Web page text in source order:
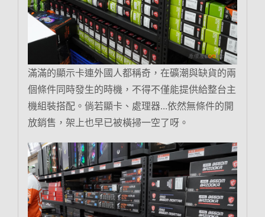
滿滿的顯示卡連外國人都稱奇，在礦潮與缺貨的兩
個條件同時發生的時機，不得不僅能提供給整台主
機組裝搭配。倘若顯卡、處理器…依然無條件的開
放銷售，架上也早已被橫掃一空了呀。